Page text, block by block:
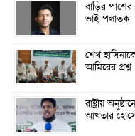
বাড়ির
ভাই পলাতক
শেখ
আমিরের প্রশ্ন
রাষ্ট্রীয়
আখতার